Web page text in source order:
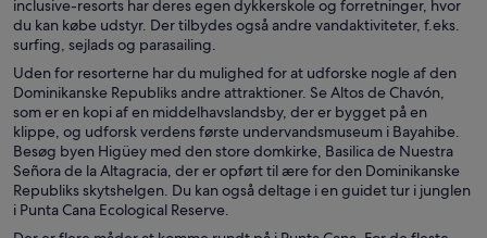
inclusive-resorts har deres egen dykkerskole og forretninger, hvor
du kan købe udstyr. Der tilbydes også andre vandaktiviteter, f.eks.
surfing, sejlads og parasailing.
Uden for resorterne har du mulighed for at udforske nogle af den
Dominikanske Republiks andre attraktioner. Se Altos de Chavón,
som er en kopi af en middelhavslandsby, der er bygget på en
klippe, og udforsk verdens første undervandsmuseum i Bayahibe.
Besøg byen Higüey med den store domkirke, Basilica de Nuestra
Señora de la Altagracia, der er opført til ære for den Dominikanske
Republiks skytshelgen. Du kan også deltage i en guidet tur i junglen
i Punta Cana Ecological Reserve.